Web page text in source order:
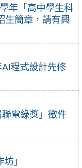
年「高中學生科
生簡章，請有興
程式設計先修
電綠獎」徵件
」